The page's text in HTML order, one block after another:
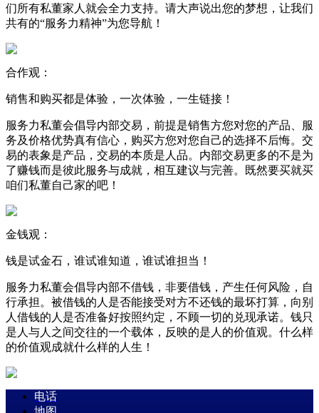
们所有私董家人就会全力支持。请大声说出您的梦想，让我们
共有的“服务力精神”为您导航！
合作观：
销售和购买都是体验，一次体验，一生链接！
服务力私董会倡导内部交易，前提是销售方您对您的产品、服
务及价格优势真有信心，购买方您对您自己的选择不后悔。交
易的表象是产品，交易的本质是人品。内部交易更多的不是为
了赚钱而是彼此服务与成就，相互建议与完善。既然要买就买
咱们私董自己家的吧！
金钱观：
钱是试金石，谁试谁知道，谁试谁担当！
服务力私董会倡导内部不借钱，非要借钱，产生任何风险，自
行承担。被借钱的人是否能接受对方不还钱的最坏打算，向别
人借钱的人是否准备好按照约定，不顾一切的兑现承诺。钱只
是人与人之间交往的一个载体，反映的是人的价值观。什么样
的价值观成就什么样的人生！
电话